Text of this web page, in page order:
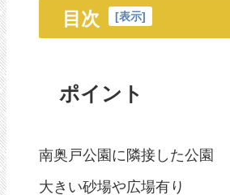
目次 [表示]
ポイント
南奥戸公園に隣接した公園
大きい砂場や広場有り